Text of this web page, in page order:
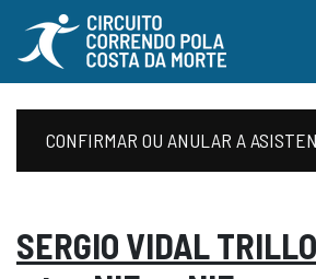
CONFIRMAR OU ANULAR A
SERGIO VIDAL TRILLO